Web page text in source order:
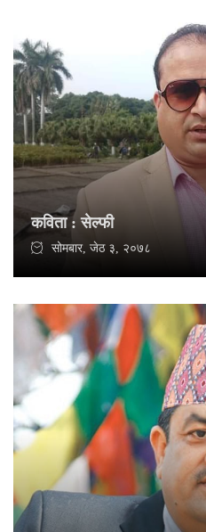
कविता : सेल्फी
सोमबार, जेठ ३, २०७८